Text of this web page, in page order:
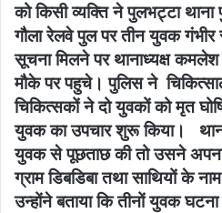
को किसी व्यक्ति ने पुलभट्टा
गौला रेलवे पुल पर तीन युवक
सूचना मिलने पर थानाध्यक्ष
मौके पर पहुचे। पुलिस ने
चिकित्सकों ने दो युवकों को मृत
युवक का उपचार शुरू किया।
युवक से पूछताछ की तो उसने अपना
ग्राम डिबडिबा तथा साथियों के
उन्होंने बताया कि तीनों युवक